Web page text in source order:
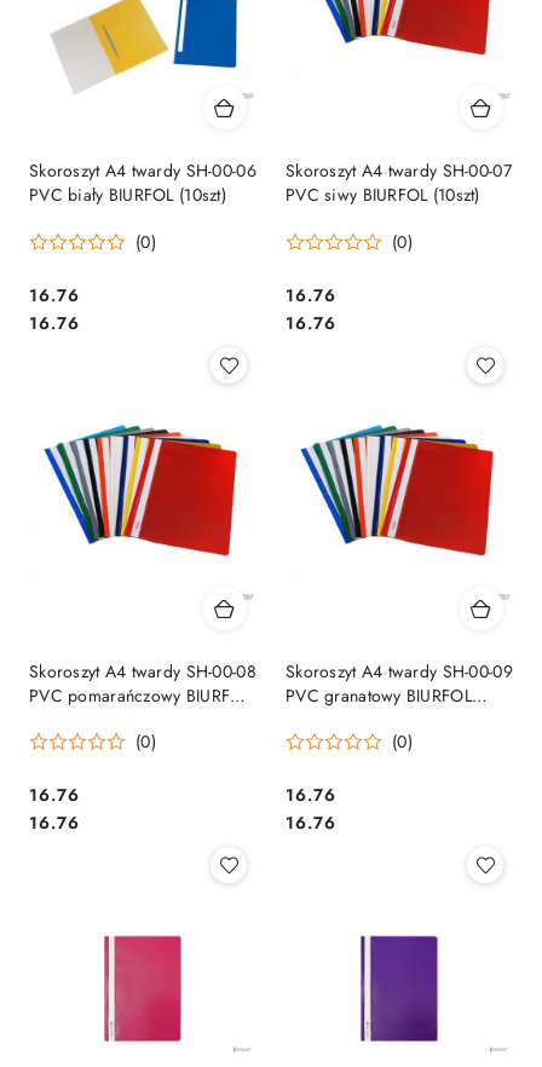
Skoroszyt A4 twardy SH-00-06
PVC biały BIURFOL (10szt)
(0)
Cena:
16.76
Cena:
16.76
Skoroszyt A4 twardy SH-00-07
PVC siwy BIURFOL (10szt)
(0)
Cena:
16.76
Cena:
16.76
Skoroszyt A4 twardy SH-00-08
PVC pomarańczowy BIURFOL
(0)
Cena:
16.76
Cena:
16.76
Skoroszyt A4 twardy SH-00-09
PVC granatowy BIURFOL
(0)
Cena:
16.76
Cena:
16.76